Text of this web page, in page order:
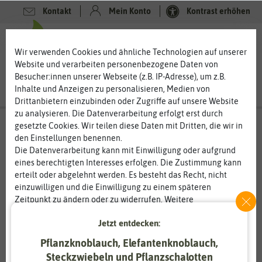
Kontakt Mein Konto Kontrast erhöhen
Wir verwenden Cookies und ähnliche Technologien auf unserer
Website und verarbeiten personenbezogene Daten von
Besucher:innen unserer Webseite (z.B. IP-Adresse), um z.B.
Inhalte und Anzeigen zu personalisieren, Medien von
Drittanbietern einzubinden oder Zugriffe auf unsere Website
zu analysieren. Die Datenverarbeitung erfolgt erst durch
gesetzte Cookies. Wir teilen diese Daten mit Dritten, die wir in
den Einstellungen benennen.
Die Datenverarbeitung kann mit Einwilligung oder aufgrund
eines berechtigten Interesses erfolgen. Die Zustimmung kann
erteilt oder abgelehnt werden. Es besteht das Recht, nicht
einzuwilligen und die Einwilligung zu einem späteren
Zeitpunkt zu ändern oder zu widerrufen. Weitere
Informationen zur Verwendung personenbezogener Daten und
den Diensten erklären wir in unsererDaten­schutz­erklärung
Essenziell Statistik
Jetzt entdecken:
Pflanzknoblauch, Elefantenknoblauch,
Steckzwiebeln und Pflanzschalotten